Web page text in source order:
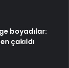
boyadılar:
çakıldı